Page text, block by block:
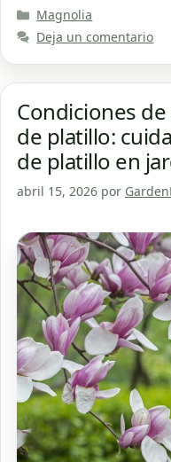
Categorías
Magnolia
Deja un comentario
Condiciones
de platillo:
de platillo en
abril 15, 2026 por